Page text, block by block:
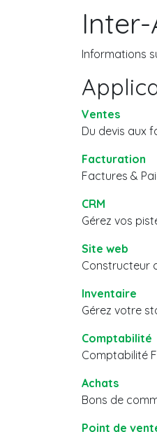
Informations
Ventes
Du devis aux
Facturation
Factures &
CRM
Gérez vos
Site web
Constructeur
Inventaire
Gérez votre
Comptabilité
Comptabilité
Achats
Bons de
Point de